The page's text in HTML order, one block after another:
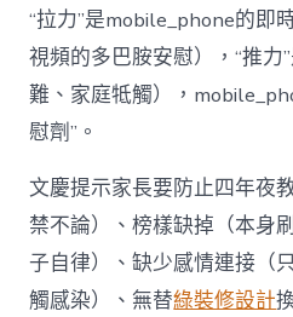
“拉力”是mobile_phone的即
視頻的多巴胺安慰），“推力
難、家庭牴觸），
慰劑”。
文慶提示家長要防止四年夜
禁不論）、榜樣缺掉（本身
子自律）、缺少感情連接（
觸感染）、無替綠裝修設計